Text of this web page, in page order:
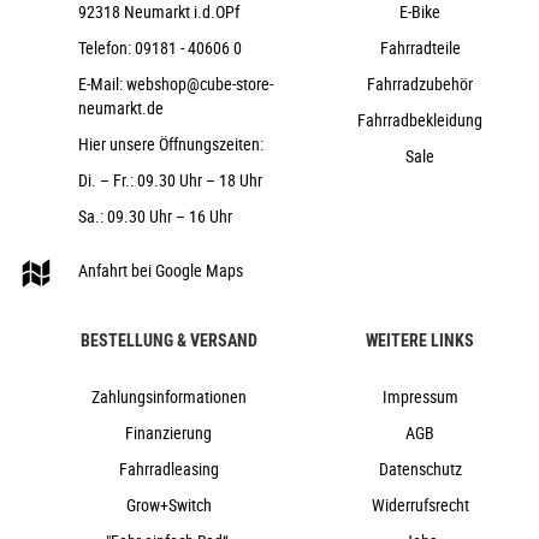
ACID Travel Comfort
ACROS AZF-1035, ICR (Integrated Cable
Routing), Top Zero-Stack 1 1/2" (ZS 56mm), Bottom Zero-
Stack 1 1/2" (ZS 56mm), HIC
ACID PP MTB
CUBE Suspension Seatpost HD, 31.6mm
ACID Sequence Pro Plus
12V, DC
ACID FM Pure Kickstand
ACID Integrated Carrier 3.0, CUBE
Adapter Compatible
28,8 kg
92318 Neumarkt i.d.OPf
Telefon:09181 - 40606 0
E-Mail:webshop@cube-store-
neumarkt.de
Hier unsere Öffnungszeiten:
Di. – Fr.: 09.30 Uhr – 18 Uhr
Sa.: 09.30 Uhr – 16 Uhr
Anfahrt bei Google Maps
E-Bike
Fahrradteile
Fahrradzubehör
Fahrradbekleidung
Sale
BESTELLUNG & VERSAND
Zahlungsinformationen
Finanzierung
Fahrradleasing
Grow+Switch
WEITERE LINKS
Impressum
AGB
Datenschutz
Widerrufsrecht